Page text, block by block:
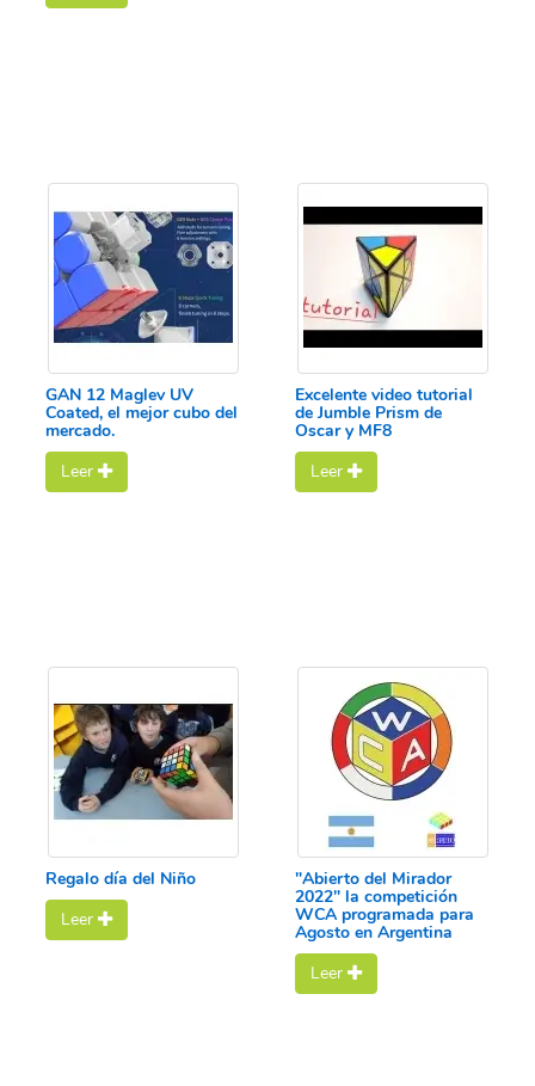
GAN 12 Maglev UV
Coated, el mejor cubo del
mercado.
Leer
Excelente video tutorial
de Jumble Prism de
Oscar y MF8
Leer
Regalo día del Niño
Leer
"Abierto del Mirador
2022" la competición
WCA programada para
Agosto en Argentina
Leer